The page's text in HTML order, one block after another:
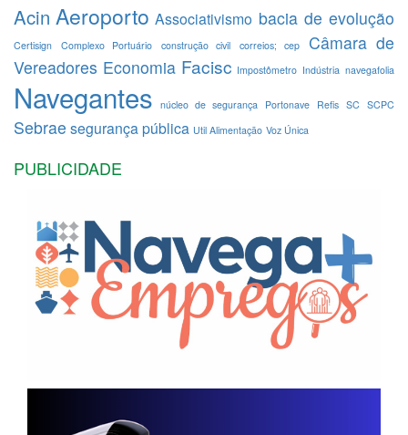
Acin Aeroporto Associativismo bacia de evolução
Certisign Complexo Portuário construção civil correios; cep
Câmara de
Vereadores Economia Facisc Impostômetro Indústria navegafolia
Navegantes núcleo de segurança Portonave Refis SC SCPC
Sebrae segurança pública Util Alimentação Voz Única
PUBLICIDADE